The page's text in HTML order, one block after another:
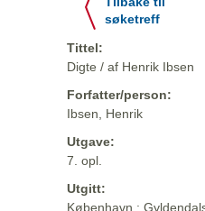
søketreff
Tittel:
Digte / af Henrik Ibsen
Forfatter/person:
Ibsen, Henrik
Utgave:
7. opl.
Utgitt:
København :